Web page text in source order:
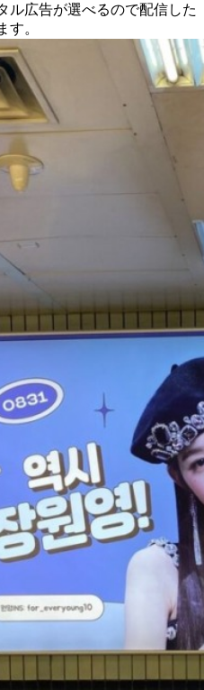
ル広告が選べるので配信した
す。